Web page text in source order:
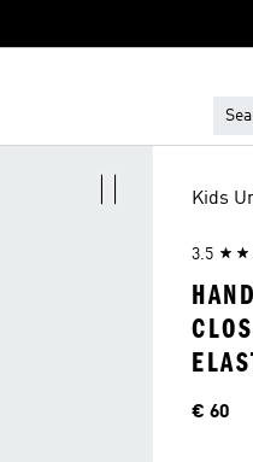
Kids
3.5
Price
€ 60